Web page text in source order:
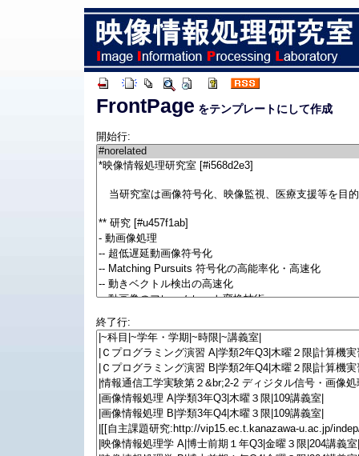
FrontPage をテンプレートにして作成
開始行:
終了行: